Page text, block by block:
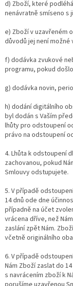
d) Zboží, které
nenávratně smíseno s
e) Zboží v uzavřeném
důvodů jej není možné
f) dodávka zvukové
programu, pokud
g) dodávka novin,
h) dodání digitálního
byl dodán s Vaším
lhůty pro odstoupení
právo na odstoupení
4. Lhůta k odstoupení
zachovanou, pokud
Smlouvy odstupujete.
5. V případě
14 dnů ode dne
případně na účet
vrácena dříve, než
zaslání zpět Nám.
včetně originálního
6. V případě
Nám Zboží zaslat do
s navrácením zboží k